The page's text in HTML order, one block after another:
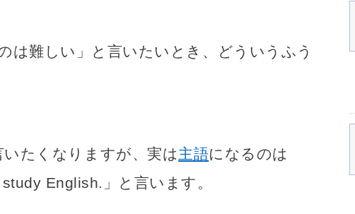
は難しい」と言いたいとき、どういうふう
たくなりますが、実は主語になるのは
English.」と言います。